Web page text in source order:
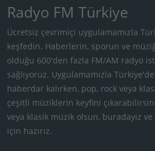
Radyo FM Türkiye
Ücretsiz çevrimiçi uygulamamızla
keşfedin. Haberlerin, sporun ve
olduğu 600'den fazla FM/AM radyo
sağlıyoruz. Uygulamamızla
haberdar kalırken, pop, rock veya
çeşitli müziklerin keyfini
veya klasik müzik olsun, buradayız
için hazırız.